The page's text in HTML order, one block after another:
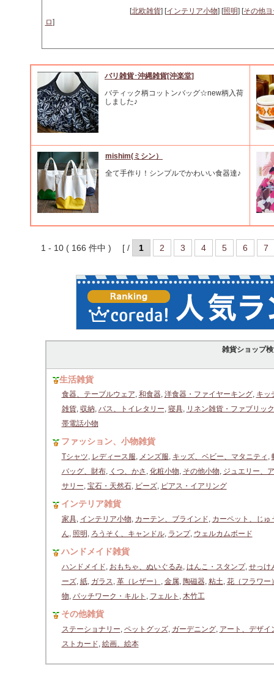
[北欧雑貨] [インテリア小物] [照明] [その他
ロ]
バリ雑貨･沖縄雑貨[沖楽堂]
バティック柄コットンバッグ☆new柄入荷
しました♪
mishim(ミシン）
全て手作り！シンプルでかわいい食器達♪
1 - 10 ( 166 件中 ) [ / 1 2 3 4 5 6 7
雑貨ショップ
生活雑貨
食器、テーブルウェア, 和食器, 洋食器・ファイヤーキング, キッ
雑貨, 収納, バス、トイレタリー, 寝具, リネン雑貨・ファブリック
帯電話小物
ファッション、小物雑貨
Tシャツ, レディース服, メンズ服, キッズ、ベビー、マタニティ ,
バッグ、財布, くつ、かさ , 化粧小物, その他小物, ジュエリー、
サリー, 宝石・天然石, ビーズ, ピアス・イアリング
インテリア雑貨
家具, インテリア小物, カーテン、ブラインド, カーペット、じゅ
ん, 照明 , ろうそく、キャンドル, ランプ, ウェルカムボード
ハンドメイド雑貨
ハンドメイド, おもちゃ、ぬいぐるみ, はんこ・スタンプ, せっけ
ーズ, 紙, ガラス, 革（レザー） , 金属, 陶磁器, 粘土, 花（フラワー
物, パッチワーク・キルト , フェルト , 木竹工
その他雑貨
ステーショナリー, ペットグッズ, ガーデニング, アート、デザイ
ストカード, 絵画、絵本